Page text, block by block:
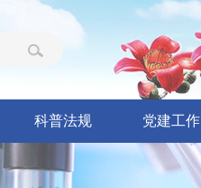
科普法规 党建工作